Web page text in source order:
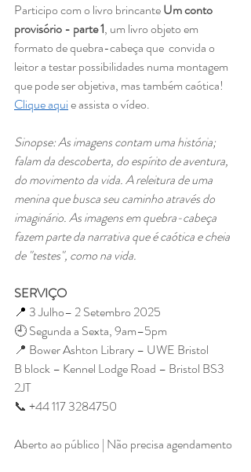
Participo com o livro brincante Um conto
provisório - parte 1, um livro objeto em
formato de quebra-cabeça que  convida o
leitor a testar possibilidades numa montagem
que pode ser objetiva, mas também caótica!
Clique aqui e assista o vídeo.
Sinopse: As imagens contam uma história;
falam da descoberta, do espírito de aventura,
do movimento da vida. A releitura de uma
menina que busca seu caminho através do
imaginário. As imagens em quebra-cabeça
fazem parte da narrativa que é caótica e cheia
de "testes", como na vida.
SERVIÇO
📍 3 Julho– 2 Setembro 2025
🕘 Segunda a Sexta, 9am–5pm
📍 Bower Ashton Library – UWE Bristol
B block – Kennel Lodge Road – Bristol BS3
2JT
📞 +44 117 3284750
Aberto ao público | Não precisa agendamento